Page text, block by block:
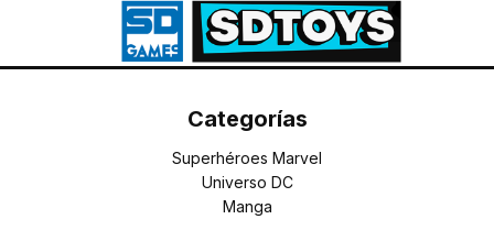
Categorías
Superhéroes Marvel
Universo DC
Manga